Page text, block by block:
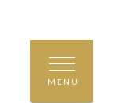
MENU